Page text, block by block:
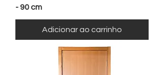
- 90 cm
Adicionar ao carrinho